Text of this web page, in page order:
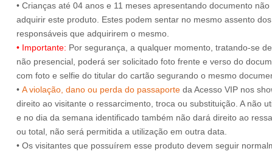
• Crianças até 04 anos e 11 meses apresentando documento não
adquirir este produto. Estes podem sentar no mesmo assento
• Importante: Por segurança, a qualquer momento, tratando-se
não presencial, poderá ser solicitado foto frente e verso do
com foto e selfie do titular do cartão segurando o mesmo
• A violação, dano ou perda do passaporte da Acesso VIP nos
direito ao visitante o ressarcimento, troca ou substituição. A não
e no dia da semana identificado também não dará direito ao
ou total, não será permitida a utilização em outra data.
• Os visitantes que possuírem esse produto devem seguir